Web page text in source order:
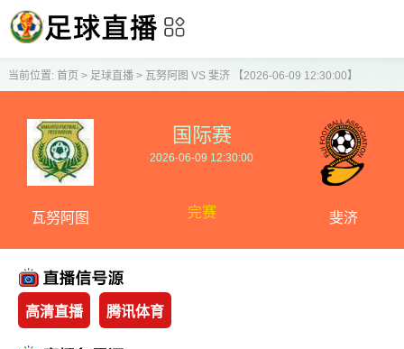
当前位置: 首页 > 足球直播> 瓦努阿图 VS 斐济 【2026-06-09 12:30:00】
瓦努阿图
国际赛
2026-06-09 12:30:00
完赛 斐济
高清直播 腾讯体育